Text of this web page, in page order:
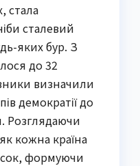
стала
сталевий
яких бур. З
до 32
визначили
демократії до
Розглядаючи
кожна країна
формуючи